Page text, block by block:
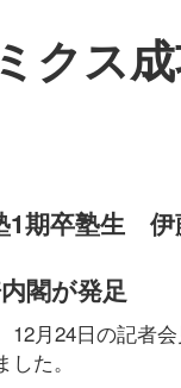
クス
1期卒塾生
閣が発足
12月24日の記者
た。